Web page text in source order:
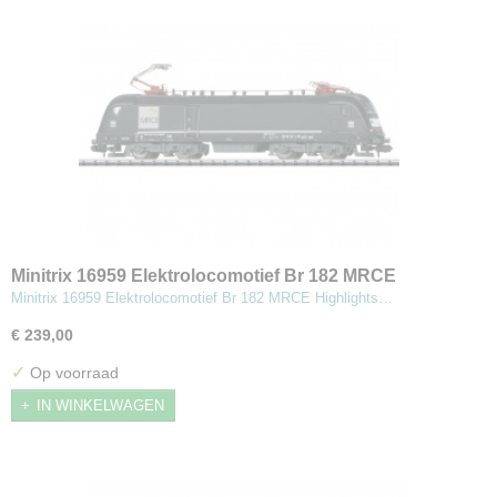
Minitrix 16959 Elektrolocomotief Br 182 MRCE
Minitrix 16959 Elektrolocomotief Br 182 MRCE Highlights…
€ 239,00
✓ Op voorraad
IN WINKELWAGEN